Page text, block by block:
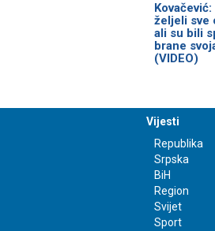
željeli sve
ali su bili
brane
(VIDEO)
Vijesti
Republika
Srpska
BiH
Region
Svijet
Sport